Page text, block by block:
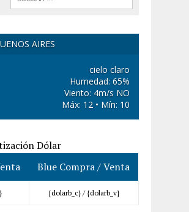
AIRES
cielo claro
Humedad: 65%
Viento: 4m/s NO
Máx: 12 • Mín: 10
Dólar
Blue Compra / Venta
{dolarb_c} / {dolarb_v}